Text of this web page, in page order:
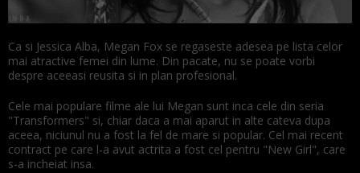
Ca si Jessica Alba, Megan Fox se regaseste adesea pe lista celor
mai atractive femei din lume. Din pacate, nu se poate vorbi
despre aceeasi reusita si in plan profesional.
Cele mai populare filme ale lui Megan sunt inca cele din seria
"Transformers" si, chiar daca a mai aparut in alte cateva dupa
aceea, niciunul nu a fost la fel de mare si popular. Cel mai recent
contract pe care l-a avut actrita a fost cel pentru "New Girl", care
s-a incheiat insa.